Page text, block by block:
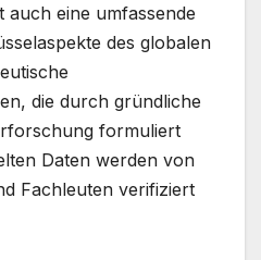
auch eine umfassende
des globalen
die durch gründliche
formuliert
Daten werden von
Fachleuten verifiziert